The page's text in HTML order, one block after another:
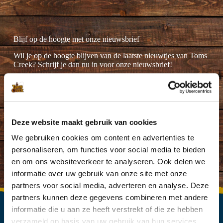
Deze website maakt gebruik van cookies
We gebruiken cookies om content en advertenties te
personaliseren, om functies voor social media te bieden
en om ons websiteverkeer te analyseren. Ook delen we
informatie over uw gebruik van onze site met onze
partners voor social media, adverteren en analyse. Deze
partners kunnen deze gegevens combineren met andere
informatie die u aan ze heeft verstrekt of die ze hebben
Blijf op de hoogte met onze nieuwsbrief
Wil je op de hoogte blijven van de laatste nieuwtjes van Toms
Creek? Schrijf je dan nu in voor onze nieuwsbrief!
Ik ga akkoord met deprivacyverklaring.(Vereist)